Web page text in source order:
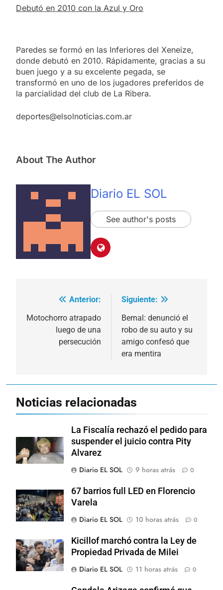
Debutó en 2010 con la Azul y Oro
Paredes se formó en las Inferiores del Xeneize,
donde debutó en 2010. Rápidamente, gracias a su
buen juego y a su excelente pegada, se
transformó en uno de los jugadores preferidos de
la parcialidad del club de La Ribera.
deportes@elsolnoticias.com.ar
About The Author
Diario EL SOL
See author's posts
Navegación
de
entradas
Anterior:
Motochorro atrapado
luego de una
persecución
Siguiente:
Bernal: denunció el
robo de su auto y su
amigo confesó que
era mentira
Noticias relacionadas
La Fiscalía rechazó el pedido para
suspender el juicio contra Pity
Alvarez
Diario EL SOL
9 horas atrás 0
67 barrios full LED en Florencio
Varela
Diario EL SOL
10 horas atrás 0
Kicillof marchó contra la Ley de
Propiedad Privada de Milei
Diario EL SOL
11 horas atrás 0